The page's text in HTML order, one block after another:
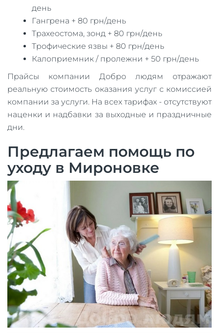
день
Гангрена + 80 грн/день
Трахеостома, зонд + 80 грн/день
Трофические язвы + 80 грн/день
Калоприемник / пролежни + 50 грн/день
Прайсы компании Добро людям отражают
реальную стоимость оказания услуг с комиссией
компании за услуги. На всех тарифах - отсутствуют
наценки и надбавки за выходные и праздничные
дни.
Предлагаем помощь по
уходу в Мироновке